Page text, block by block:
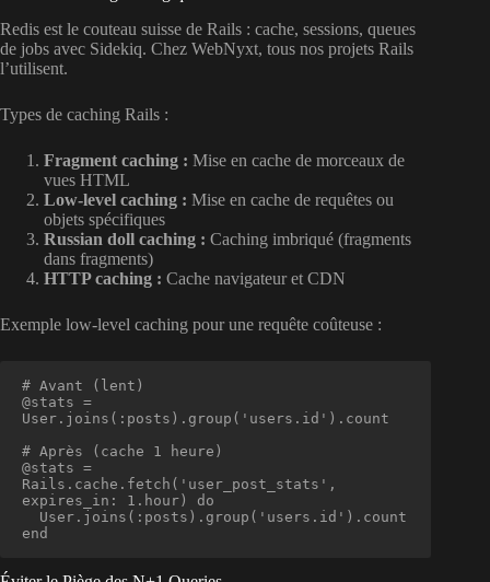
Redis est le couteau suisse de Rails : cache, sessions, queues
de jobs avec Sidekiq. Chez WebNyxt, tous nos projets Rails
l’utilisent.
Types de caching Rails :
Fragment caching : Mise en cache de morceaux de
vues HTML
Low-level caching : Mise en cache de requêtes ou
objets spécifiques
Russian doll caching : Caching imbriqué (fragments
dans fragments)
HTTP caching : Cache navigateur et CDN
Exemple low-level caching pour une requête coûteuse :
# Avant (lent)
@stats =
User.joins(:posts).group('users.id').count
# Après (cache 1 heure)
@stats =
Rails.cache.fetch('user_post_stats',
expires_in: 1.hour) do
end